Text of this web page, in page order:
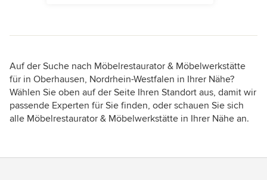
Auf der Suche nach Möbelrestaurator & Möbelwerkstätte
für in Oberhausen, Nordrhein-Westfalen in Ihrer Nähe?
Wählen Sie oben auf der Seite Ihren Standort aus, damit wir
passende Experten für Sie finden, oder schauen Sie sich
alle Möbelrestaurator & Möbelwerkstätte in Ihrer Nähe an.